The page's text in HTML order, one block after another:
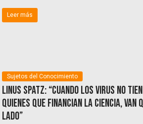
Leer más
Sujetos del Conocimiento
Linus Spatz: “Cuando los virus no
quienes que financian la ciencia, van
lado”